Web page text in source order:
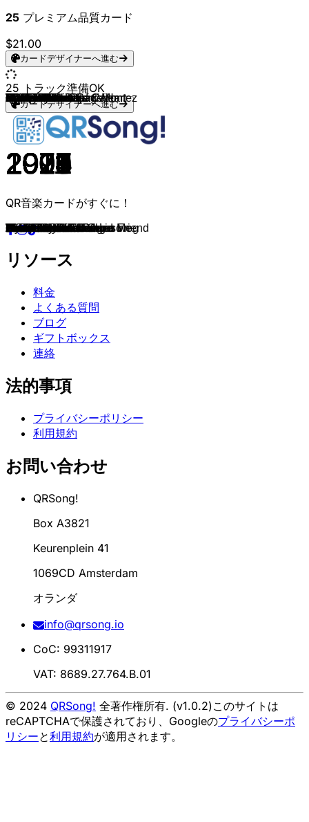
25 プレミアム品質カード
$21.00
カードデザイナーへ進む
Mo-Torres
2021
Strahlemann
Mo-Torres
2025
es ist okay
SDP, Esther Graf & Montez
2025
Zusammen
SDP
2019
Unikat
Bruno Mars
2011
Count on Me
Coldplay
2005
Fix You
Hannah Montana
2007
True Friend
Montez
2025
Wir tanzen den Regen weg
SDP & Prinz Pi
2017
Echte Freunde
KAYEF
2018
Musik
The Rembrandts
1994
I'll Be There For You
Randy Newman
1995
You've Got a Friend in Me
Edith Whiskers
2020
Home
Billie Eilish
2024
Birds Of A Feather
Saweetie & Doja Cat
2021
Best Friend
Capital Cities
2011
Safe And Sound
Queen
1976
You're My Best Friend
Coldplay
2014
A Sky Full of Stars
Andrew Gold
1978
Thank You for Being a Friend
Wincent Weiss
2021
Wer wenn nicht wir
Madeline Juno
2017
Für Immer
Die Fantastischen Vier
2018
Zusammen feat. Clueso
Weezer
2005
My Best Friend
P!nk & Willow Sage Hart
2021
Cover Me In Sunshine
Kontra K
2025
Die Besten bleiben
25 トラック準備OK
カードデザイナーへ進む
QR音楽カードがすぐに！
リソース
料金
よくある質問
ブログ
ギフトボックス
連絡
法的事項
プライバシーポリシー
利用規約
お問い合わせ
QRSong!
Box A3821
Keurenplein 41
1069CD Amsterdam
オランダ
info@qrsong.io
CoC: 99311917
VAT: 8689.27.764.B.01
© 2024 QRSong! 全著作権所有. (v1.0.2)このサイトは
reCAPTCHAで保護されており、Googleのプライバシーポ
リシーと利用規約が適用されます。